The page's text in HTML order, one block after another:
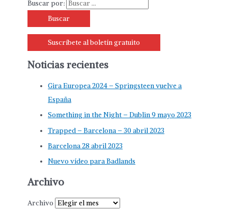
Buscar por:
Suscríbete al boletín gratuito
Noticias recientes
Gira Europea 2024 – Springsteen vuelve a
España
Something in the Night – Dublin 9 mayo 2023
Trapped – Barcelona – 30 abril 2023
Barcelona 28 abril 2023
Nuevo vídeo para Badlands
Archivo
Archivo